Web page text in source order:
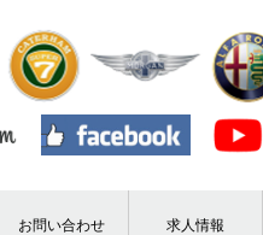
お問い合わせ 求人情報